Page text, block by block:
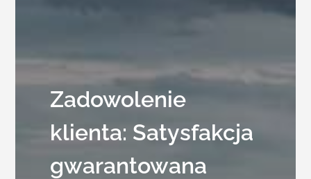
Zadowolenie
klienta: Satysfakcja
gwarantowana